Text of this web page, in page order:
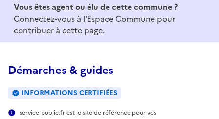
Vous êtes agent ou élu de cette commune ?
Connectez-vous à l'Espace Commune pour
contribuer à cette page.
Démarches & guides
INFORMATIONS CERTIFIÉES
service-public.fr est le site de référence pour vos